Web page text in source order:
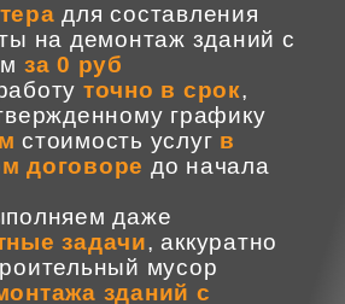
для составления
на демонтаж зданий с
за 0 руб
точно в срок,
графику
стоимость услуг в
договоре до начала
даже
задачи, аккуратно
мусор
зданий с